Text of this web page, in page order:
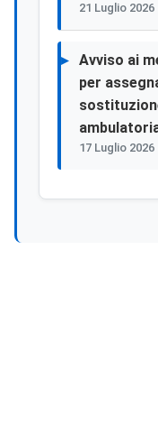
21 Luglio 2026
Avviso ai
per
17 Luglio 2026